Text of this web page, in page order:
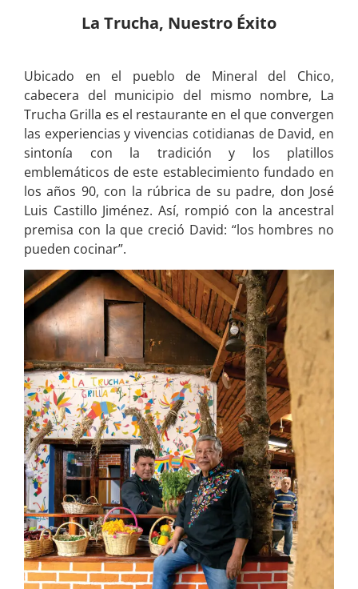
La Trucha, Nuestro Éxito
Ubicado en el pueblo de Mineral del Chico,
cabecera del municipio del mismo nombre, La
Trucha Grilla es el restaurante en el que convergen
las experiencias y vivencias cotidianas de David, en
sintonía con la tradición y los platillos
emblemáticos de este establecimiento fundado en
los años 90, con la rúbrica de su padre, don José
Luis Castillo Jiménez. Así, rompió con la ancestral
premisa con la que creció David: “los hombres no
pueden cocinar”.